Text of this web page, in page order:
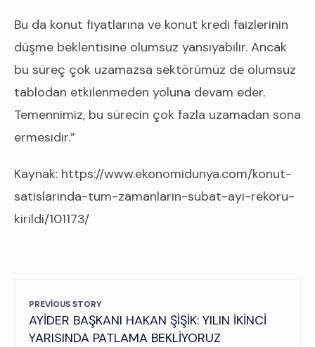
Bu da konut fiyatlarına ve konut kredi faizlerinin
düşme beklentisine olumsuz yansıyabilir. Ancak
bu süreç çok uzamazsa sektörümüz de olumsuz
tablodan etkilenmeden yoluna devam eder.
Temennimiz, bu sürecin çok fazla uzamadan sona
ermesidir.”
Kaynak: https://www.ekonomidunya.com/konut-
satislarinda-tum-zamanlarin-subat-ayi-rekoru-
kirildi/101173/
PREVIOUS STORY
AYİDER BAŞKANI HAKAN ŞİŞİK: YILIN İKİNCİ
YARISINDA PATLAMA BEKLİYORUZ